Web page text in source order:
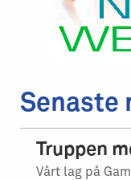
Senaste
Truppen
Vårt lag på